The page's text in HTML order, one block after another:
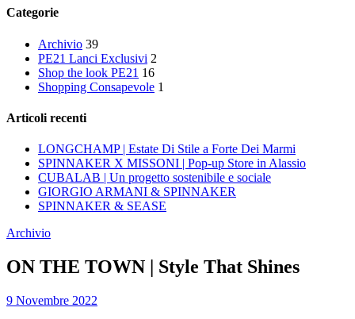
Categorie
Archivio 39
PE21 Lanci Exclusivi 2
Shop the look PE21 16
Shopping Consapevole 1
Articoli recenti
LONGCHAMP | Estate Di Stile a Forte Dei Marmi
SPINNAKER X MISSONI | Pop-up Store in Alassio
CUBALAB | Un progetto sostenibile e sociale
GIORGIO ARMANI & SPINNAKER
SPINNAKER & SEASE
Archivio
ON THE TOWN | Style That Shines
9 Novembre 2022